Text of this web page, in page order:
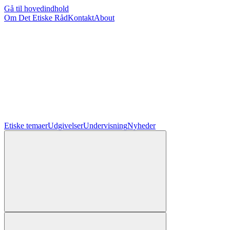
Gå til hovedindhold
Om Det Etiske RådKontaktAbout
Etiske temaerUdgivelserUndervisningNyheder